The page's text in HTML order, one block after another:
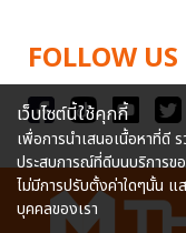
FOLLOW US
เว็บไซต์นี้ใช้คุกกี้
เพื่อการนำเสนอเนื้อหาที่ดี
ประสบการณ์ที่ดีบนบริการข
ไม่มีการปรับตั้งค่าใดๆนั้น
บุคคลของเรา